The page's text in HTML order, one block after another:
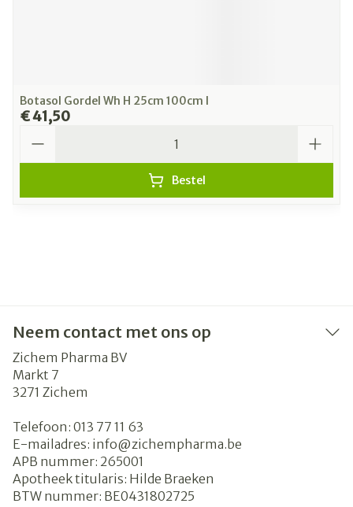
Botasol Gordel Wh H 25cm 100cm l
€ 41,50
Bestel
Neem contact met ons op
Zichem Pharma BV
Markt 7
3271 Zichem
Telefoon: 013 77 11 63
E-mailadres: info@zichempharma.be
APB nummer: 265001
Apotheek titularis: Hilde Braeken
BTW nummer: BE0431802725